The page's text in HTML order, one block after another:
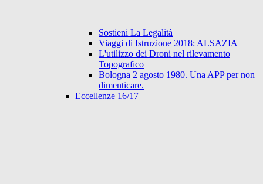
Sostieni La Legalità
Viaggi di Istruzione 2018: ALSAZIA
L'utilizzo dei Droni nel rilevamento
Topografico
Bologna 2 agosto 1980. Una APP per non
dimenticare.
Eccellenze 16/17